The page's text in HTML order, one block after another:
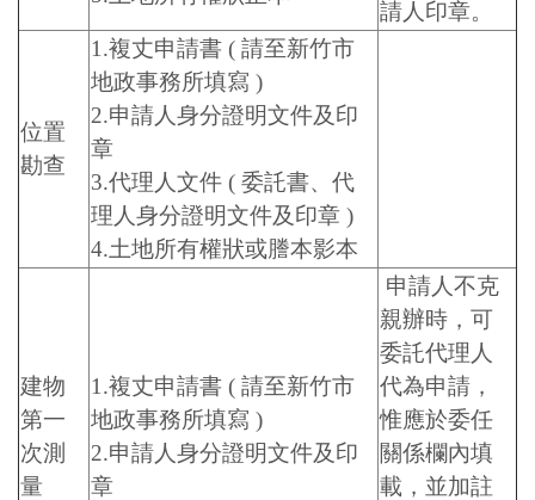
請人印章。
位置
勘查
1.複丈申請書 ( 請至新竹市
地政事務所填寫 )
2.申請人身分證明文件及印
章
3.代理人文件 ( 委託書、代
理人身分證明文件及印章 )
4.土地所有權狀或謄本影本
建物
第一
次測
量
1.複丈申請書 ( 請至新竹市
地政事務所填寫 )
2.申請人身分證明文件及印
章
申請人不克
親辦時，可
委託代理人
代為申請，
惟應於委任
關係欄內填
載，並加註